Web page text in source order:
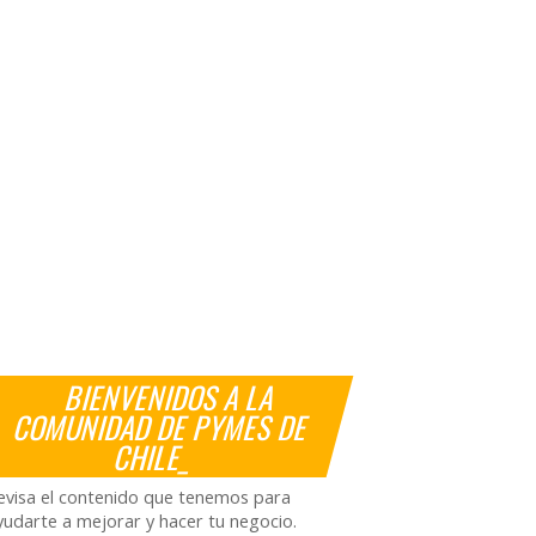
BIENVENIDOS A LA
COMUNIDAD DE PYMES DE
CHILE_
el contenido que tenemos para
a mejorar y hacer tu negocio.